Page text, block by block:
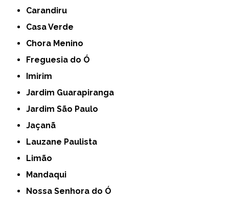
Carandiru
Casa Verde
Chora Menino
Freguesia do Ó
Imirim
Jardim Guarapiranga
Jardim São Paulo
Jaçanã
Lauzane Paulista
Limão
Mandaqui
Nossa Senhora do Ó